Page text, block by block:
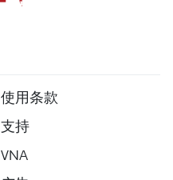
使用条款
支持
VNA